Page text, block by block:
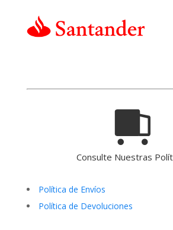
Consulte Nuestras
Política de Envíos
Política de Devoluciones